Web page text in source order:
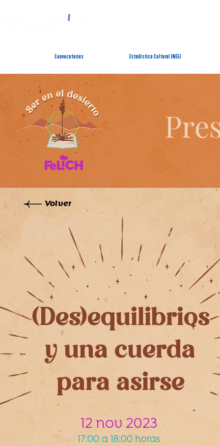
Convocatorias Estadística Cultural INEGI
Volver
(Des)equilibrios
y una cuerda
para asirse
12 nov 2023
17:00 a 18:00 horas